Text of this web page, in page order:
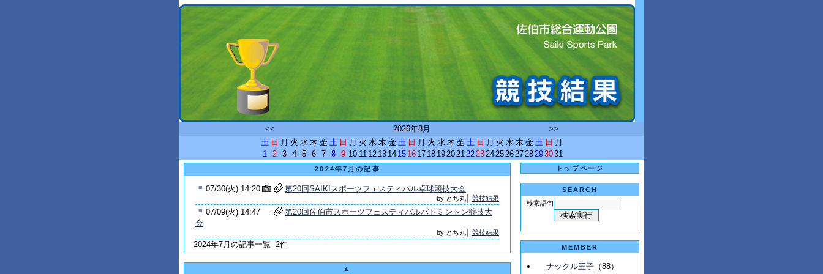
<< 2026年8月
>>
土 日 月 火 水 木 金 土 日 月 火 水 木 金 土 日 月 火 水 木 金 土 日 月 火 水 木 金 土 日 月
1
2 3 4 5 6 7 8 9 10 11 12 13 14 15 16 17 18 19202122232425262728293031
2024年7月の記事
■ 07/30(火) 14:20 第20回SAIKIスポーツフェスティバル卓球競技大会
by とち丸│ 競技結果
■ 07/09(火) 14:47
第20回佐伯市スポーツフェスティバルバドミントン競技大
会
by とち丸│ 競技結果
2024年7月の記事一覧 2件
▲
トップページ
SEARCH
検索語句
MEMBER
ナックル王子 （88）